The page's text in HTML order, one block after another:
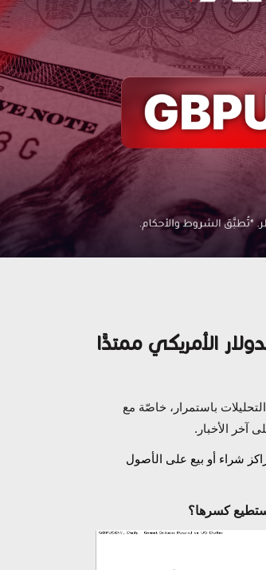
الأمريكي ممتدًّا
التحليلات باستمرار، خاصّة مع
آخر الأخبار.
شراء أو بيع على الأصول
كسرها؟